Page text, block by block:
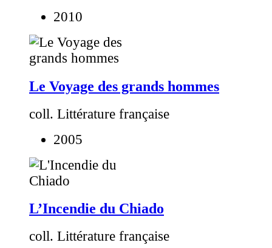
2010
Le Voyage des grands hommes
coll. Littérature française
2005
L’Incendie du Chiado
coll. Littérature française